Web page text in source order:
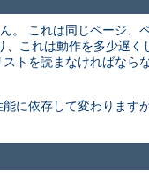
。 これは同じページ、
これは動作を多少遅く
トを読まなければなら
に依存して変わります